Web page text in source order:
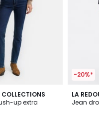
COLLECTIONS
up extra
-20%*
LA
Jean
2